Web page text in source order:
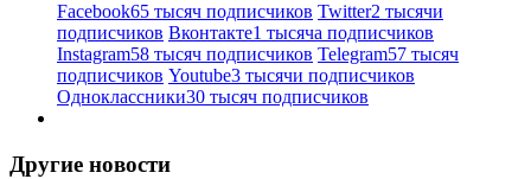
Facebook65 тысяч подписчиков Twitter2 тысячи
подписчиков Вконтакте1 тысяча подписчиков
Instagram58 тысяч подписчиков Telegram57 тысяч
подписчиков Youtube3 тысячи подписчиков
Одноклассники30 тысяч подписчиков
Другие новости